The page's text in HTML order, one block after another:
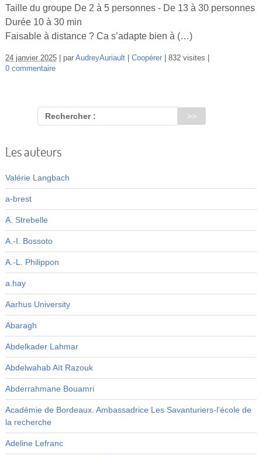
Taille du groupe De 2 à 5 personnes - De 13 à 30 personnes
Durée 10 à 30 min
Faisable à distance ? Ca s’adapte bien à (…)
24 janvier 2025 par AudreyAuriault Coopérer
832 visites
0 commentaire
Rechercher :
Les auteurs
Valérie Langbach
a-brest
A. Strebelle
A.-I. Bossoto
A.-L. Philippon
a.hay
Aarhus University
Abaragh
Abdelkader Lahmar
Abdelwahab Aït Razouk
Abderrahmane Bouamri
Académie de Bordeaux. Ambassadrice Les Savanturiers-l’école de
la recherche
Adeline Lefranc